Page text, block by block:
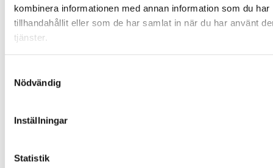
kombinera informationen med annan information som du har
tillhandahållit eller som de har samlat in när du har använt
tjänster.
Nödvändig
Inställningar
Statistik
Studietakt
100%
400 YH-poäng (ca. 2.0 år)
Branscher